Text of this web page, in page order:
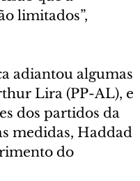
limitados”,
adiantou algumas
Lira (PP-AL), e
dos partidos da
medidas, Haddad
do